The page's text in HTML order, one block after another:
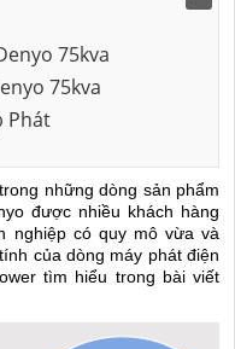
75kva
75kva
Phát
những dòng sản phẩm
được nhiều khách hàng
nghiệp có quy mô vừa và
của dòng máy phát điện
tìm hiểu trong bài viết